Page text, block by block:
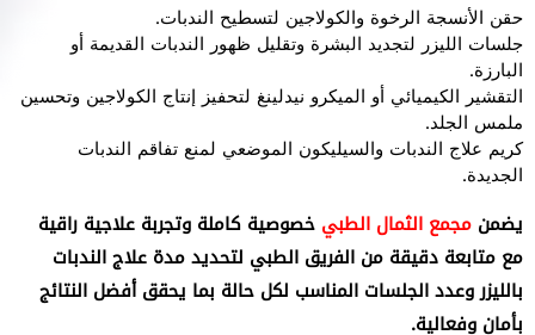
حقن الأنسجة الرخوة والكولاجين لتسطيح الندبات.
جلسات الليزر لتجديد البشرة وتقليل ظهور الندبات القديمة أو
البارزة.
التقشير الكيميائي أو الميكرو نيدلينغ لتحفيز إنتاج الكولاجين وتحسين
ملمس الجلد.
كريم علاج الندبات والسيليكون الموضعي لمنع تفاقم الندبات
الجديدة.
يضمن مجمع الثمال الطبي خصوصية كاملة وتجربة علاجية راقية
مع متابعة دقيقة من الفريق الطبي لتحديد مدة علاج الندبات
بالليزر وعدد الجلسات المناسب لكل حالة بما يحقق أفضل النتائج
بأمان وفعالية.